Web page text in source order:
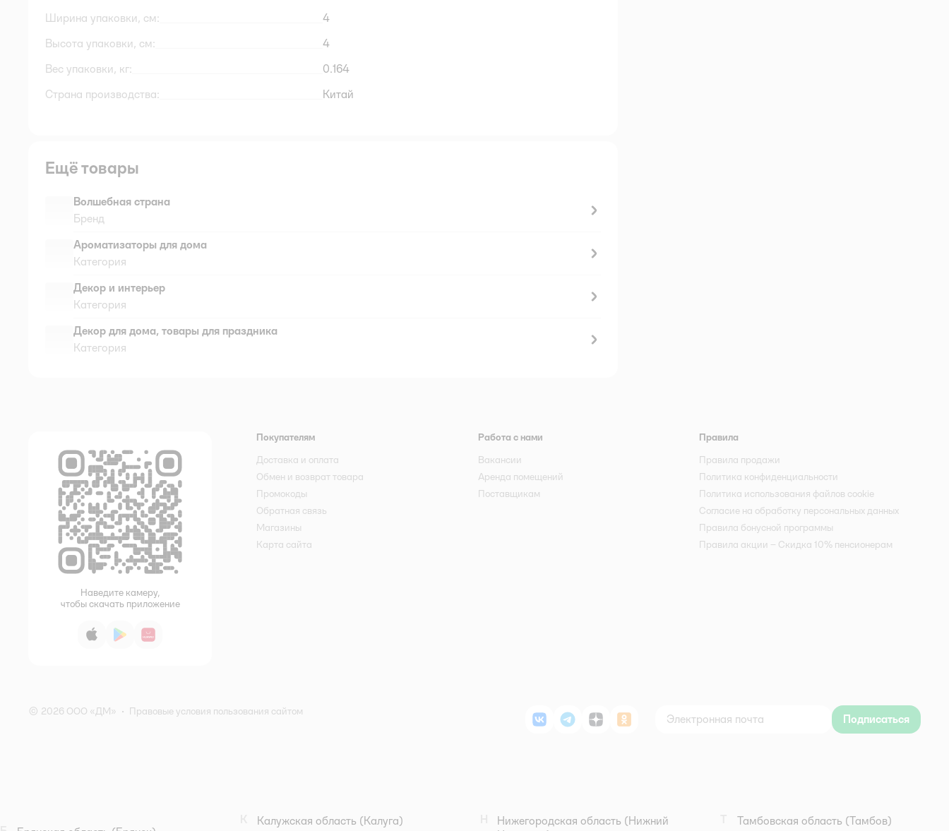
Ширина упаковки, см:
4
Высота упаковки, см:
4
Вес упаковки, кг:
0.164
Страна производства:
Китай
Ещё товары
Волшебная страна
Бренд
Ароматизаторы для дома
Категория
Декор и интерьер
Категория
Декор для дома, товары для праздника
Категория
Наведите камеру,
чтобы скачать приложение
App StoreGoogle PlayAppGallery
Покупателям
Доставка и оплата
Обмен и возврат товара
Промокоды
Обратная связь
Магазины
Карта сайта
Работа с нами
Вакансии
Аренда помещений
Поставщикам
Правила
Правила продажи
Политика конфиденциальности
Политика использования файлов cookie
Согласие на обработку персональных данных
Правила бонусной программы
Правила акции – Скидка 10% пенсионерам
© 2026 ООО «ДМ» • Правовые условия пользования сайтом
ВКонтакте
TelegramДзен Одноклассники Подписаться
Калужская область (Калуга) Нижегородская область (Нижний
Тамбовская область (Тамбов)